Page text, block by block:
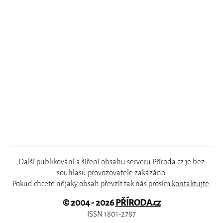
Další publikování a šíření obsahu serveru Příroda.cz je bez
souhlasu provozovatele zakázáno.
Pokud chcete nějaký obsah převzít tak nás prosím kontaktujte.
© 2004 - 2026PŘÍRODA.cz
ISSN 1801-2787